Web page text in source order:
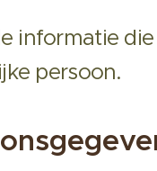
informatie
persoon.